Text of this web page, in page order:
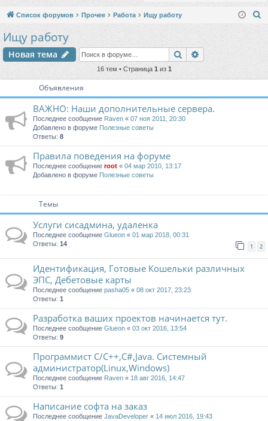
ы
и
д ис
Список форумов Прочее Работа Ищу работу
Ищу работу
Новая тема Поиск
16 тем • Страница 1 из 1
Объявления
ВАЖНО: Наши дополнительные сервера.
Последнее сообщение Raven « 07 ноя 2011, 20:30
Добавлено в форуме Полезные советы
Ответы: 8
Правила поведения на форуме
Последнее сообщение root « 04 мар 2010, 13:17
Добавлено в форуме Полезные советы
Темы
Услуги сисадмина, удаленка
Последнее сообщение Glueon « 01 мар 2018, 00:31
Ответы: 14 1 2
Идентификация, Готовые Кошельки различных
ЭПС, Дебетовые карты
Последнее сообщение pasha05 « 08 окт 2017, 23:23
Ответы: 1
Разработка ваших проектов начинается тут.
Последнее сообщение Glueon « 03 окт 2016, 13:54
Ответы: 9
Программист C/C++,C#,Java. Системный
администратор(Linux,Windows)
Последнее сообщение Raven « 18 авг 2016, 14:47
Ответы: 1
Написание софта на заказ
Последнее сообщение JavaDeveloper « 14 июл 2016, 19:43